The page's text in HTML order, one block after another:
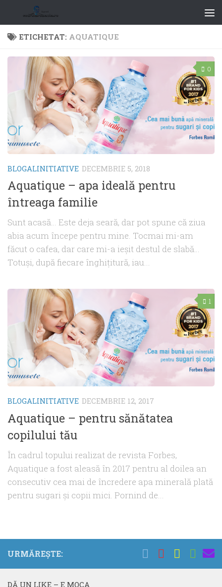
ETICHETAT: AQUATIQUE
0
BLOGALINITIATIVE DECEMBRIE 5, 2018
Aquatique – apa ideală pentru
întreaga familie
Sunt acasă… Este deja seară, dar pot spune că ziua
abia acum începe pentru mine. Tocmai mi-am
făcut o cafea, dar care mi-a ieşit destul de slabă…
Totuşi, după fiecare înghiţitură, iau...
1
BLOGALINITIATIVE DECEMBRIE 12, 2017
Aquatique – pentru sănătatea
copilului tău
În cadrul topului realizat de revista Forbes,
Aquatique a fost aleasă în 2017 pentru al doilea an
consecutiv cea mai de încredere apa minerală plată
pentru sugari și copii mici. Pornind de...
URMĂREȘTE:
DĂ UN LIKE – E MOCA